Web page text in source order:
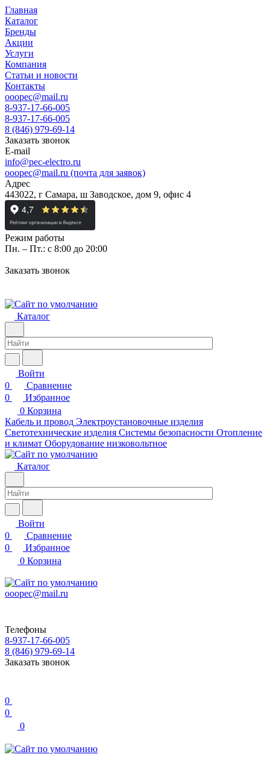
Главная
Каталог
Бренды
Акции
Услуги
Компания
Статьи и новости
Контакты
ooopec@mail.ru
8-937-17-66-005
8-937-17-66-005
8 (846) 979-69-14
Заказать звонок
E-mail
info@pec-electro.ru
ooopec@mail.ru (почта для заявок)
Адрес
443022, г Самара, ш Заводское, дом 9, офис 4
Режим работы
Пн. – Пт.: с 8:00 до 20:00
Заказать звонок
Каталог
Войти
0
Сравнение
0
Избранное
0 Корзина
Кабель и провод Электроустановочные изделия
Светотехнические изделия Системы безопасности Отопление
и климат Оборудование низковольтное
Каталог
Войти
0
Сравнение
0
Избранное
0 Корзина
ooopec@mail.ru
Телефоны
8-937-17-66-005
8 (846) 979-69-14
Заказать звонок
0
0
0